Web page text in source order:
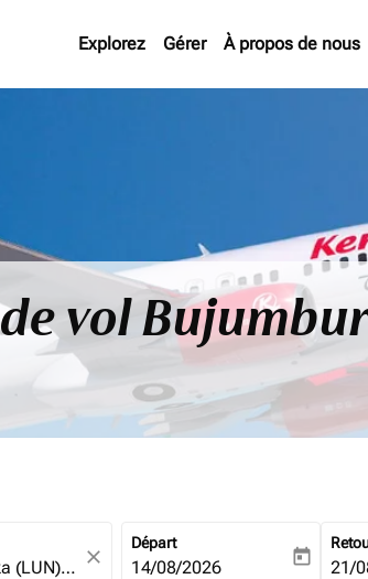
Explorez Gérer À propos de nous
vol
close
Départ
fc-booking-departure-date-
14/08/2026 today fc-
21/